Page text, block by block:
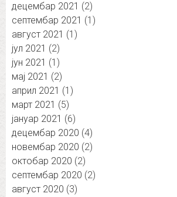
децембар 2021 (2)
септембар 2021 (1)
август 2021 (1)
јул 2021 (2)
јун 2021 (1)
мај 2021 (2)
април 2021 (1)
март 2021 (5)
јануар 2021 (6)
децембар 2020 (4)
новембар 2020 (2)
октобар 2020 (2)
септембар 2020 (2)
август 2020 (3)